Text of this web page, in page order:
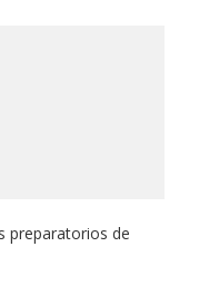
preparatorios de